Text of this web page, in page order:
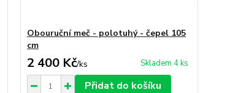
Obouruční meč - polotuhý - čepel 105
cm
2 400 Kč/ks Skladem 4 ks
Přidat do košíku